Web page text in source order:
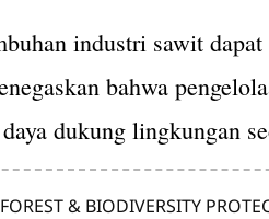
industri sawit
bahwa
dukung lingkungan
FOREST & BIODIVERSITY